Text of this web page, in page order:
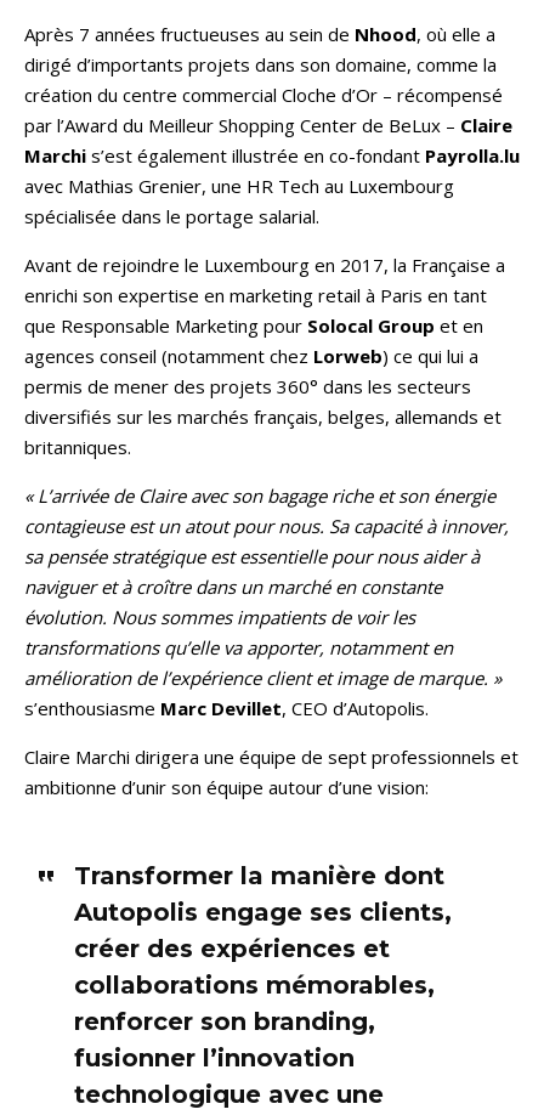
Après 7 années fructueuses au sein de Nhood, où elle a
dirigé d’importants projets dans son domaine, comme la
création du centre commercial Cloche d’Or – récompensé
par l’Award du Meilleur Shopping Center de BeLux – Claire
Marchi s’est également illustrée en co-fondant Payrolla.lu
avec Mathias Grenier, une HR Tech au Luxembourg
spécialisée dans le portage salarial.
Avant de rejoindre le Luxembourg en 2017, la Française a
enrichi son expertise en marketing retail à Paris en tant
que Responsable Marketing pour Solocal Group et en
agences conseil (notamment chez Lorweb) ce qui lui a
permis de mener des projets 360° dans les secteurs
diversifiés sur les marchés français, belges, allemands et
britanniques.
« L’arrivée de Claire avec son bagage riche et son énergie
contagieuse est un atout pour nous. Sa capacité à innover,
sa pensée stratégique est essentielle pour nous aider à
naviguer et à croître dans un marché en constante
évolution. Nous sommes impatients de voir les
transformations qu’elle va apporter, notamment en
amélioration de l’expérience client et image de marque. »
s’enthousiasme Marc Devillet, CEO d’Autopolis.
Claire Marchi dirigera une équipe de sept professionnels et
ambitionne d’unir son équipe autour d’une vision:
Transformer la manière dont
Autopolis engage ses clients,
créer des expériences et
collaborations mémorables,
renforcer son branding,
fusionner l’innovation
technologique avec une